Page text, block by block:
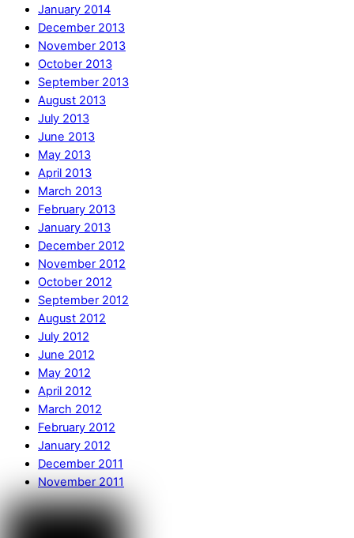
January 2014
December 2013
November 2013
October 2013
September 2013
August 2013
July 2013
June 2013
May 2013
April 2013
March 2013
February 2013
January 2013
December 2012
November 2012
October 2012
September 2012
August 2012
July 2012
June 2012
May 2012
April 2012
March 2012
February 2012
January 2012
December 2011
November 2011